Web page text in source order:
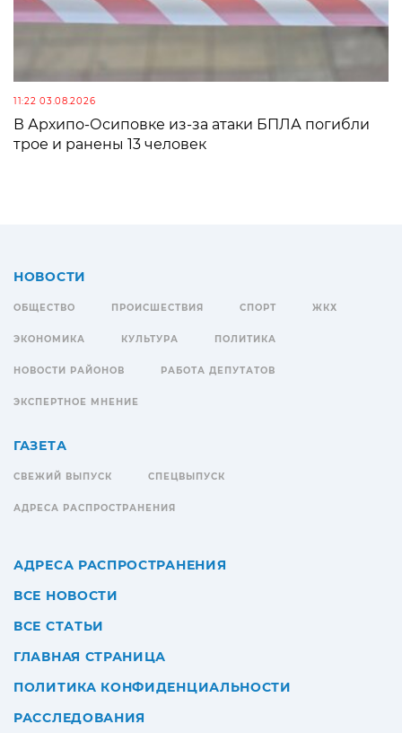
11:22 03.08.2026
В Архипо-Осиповке из-за атаки БПЛА погибли
трое и ранены 13 человек
НОВОСТИ
ОБЩЕСТВО ПРОИСШЕСТВИЯ СПОРТ ЖКХ
ЭКОНОМИКА КУЛЬТУРА ПОЛИТИКА
НОВОСТИ РАЙОНОВ РАБОТА ДЕПУТАТОВ
ЭКСПЕРТНОЕ МНЕНИЕ
ГАЗЕТА
СВЕЖИЙ ВЫПУСК СПЕЦВЫПУСК
АДРЕСА РАСПРОСТРАНЕНИЯ
АДРЕСА РАСПРОСТРАНЕНИЯ
ВСЕ НОВОСТИ
ВСЕ СТАТЬИ
ГЛАВНАЯ СТРАНИЦА
ПОЛИТИКА КОНФИДЕНЦИАЛЬНОСТИ
РАССЛЕДОВАНИЯ